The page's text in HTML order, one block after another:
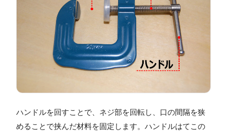
ハンドルを回すことで、ネジ部を回転し、口の間隔を狭
めることで挟んだ材料を固定します。ハンドルはてこの